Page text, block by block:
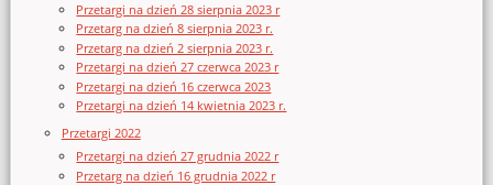
Przetargi na dzień 28 sierpnia 2023 r
Przetarg na dzień 8 sierpnia 2023 r.
Przetarg na dzień 2 sierpnia 2023 r.
Przetargi na dzień 27 czerwca 2023 r
Przetargi na dzień 16 czerwca 2023
Przetargi na dzień 14 kwietnia 2023 r.
Przetargi 2022
Przetargi na dzień 27 grudnia 2022 r
Przetarg na dzień 16 grudnia 2022 r